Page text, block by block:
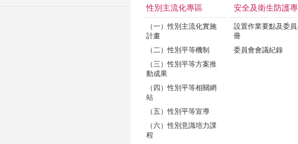
性別主流化專區
（一）性別主流化實施
計畫
（二）性別平等機制
（三）性別平等方案推
動成果
（四）性別平等相關網
站
（五）性別平等宣導
（六）性別意識培力課
程
安全及衛生防護
設置作業要點及委員
冊
委員會會議紀錄